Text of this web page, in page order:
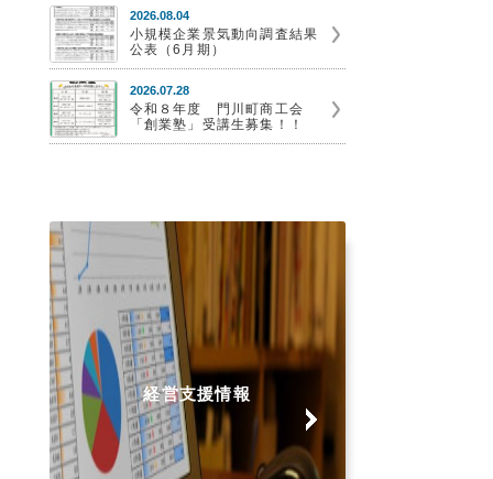
2026.08.04
小規模企業景気動向調査結果
公表（6月期）
2026.07.28
令和８年度 門川町商工会
「創業塾」受講生募集！！
経営支援情報